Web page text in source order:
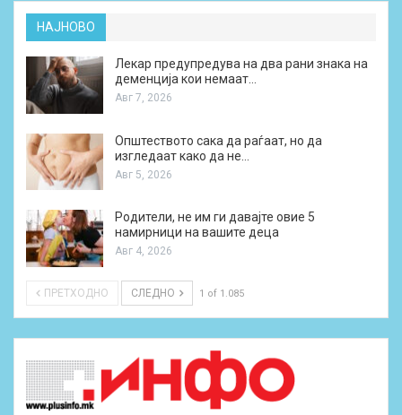
НАЈНОВО
Лекар предупредува на два рани знака на
деменција кои немаат…
Авг 7, 2026
Општеството сака да раѓаат, но да
изгледаат како да не…
Авг 5, 2026
Родители, не им ги давајте овие 5
намирници на вашите деца
Авг 4, 2026
ПРЕТХОДНО СЛЕДНО 1 of 1.085